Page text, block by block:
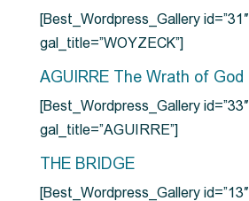
[Best_Wordpress_Gallery id=”31″
gal_title=”WOYZECK”]
AGUIRRE The Wrath of God
[Best_Wordpress_Gallery id=”33″
gal_title=”AGUIRRE”]
THE BRIDGE
[Best_Wordpress_Gallery